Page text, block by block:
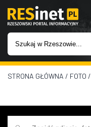
WIADOMOŚCI
INWESTYCJE
STRONA GŁÓWNA / FOTO /